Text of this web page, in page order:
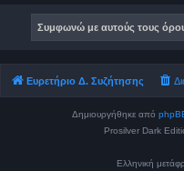
Ευρετήριο Δ. Συζήτησης
Δημιουργήθηκε από
Prosilver Dark
Ελληνική